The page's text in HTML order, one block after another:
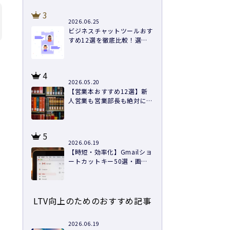
3
2026.06.25
ビジネスチャットツールおす
すめ12選を徹底比較！選び
4
2026.05.20
【営業本おすすめ12選】新
人営業も営業部長も絶対に読
5
2026.06.19
【時短・効率化】Gmailショ
ートカットキー50選・画像
LTV向上のためのおすすめ記事
2026.06.19